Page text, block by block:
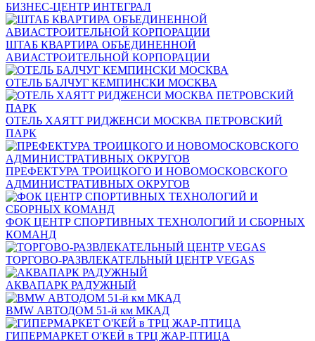
БИЗНЕС-ЦЕНТР ИНТЕГРАЛ
ШТАБ КВАРТИРА ОБЪЕДИНЕННОЙ
АВИАСТРОИТЕЛЬНОЙ КОРПОРАЦИИ
ОТЕЛЬ БАЛЧУГ КЕМПИНСКИ МОСКВА
ОТЕЛЬ ХАЯТТ РИДЖЕНСИ МОСКВА ПЕТРОВСКИЙ
ПАРК
ПРЕФЕКТУРА ТРОИЦКОГО И НОВОМОСКОВСКОГО
АДМИНИСТРАТИВНЫХ ОКРУГОВ
ФОК ЦЕНТР СПОРТИВНЫХ ТЕХНОЛОГИЙ И СБОРНЫХ
КОМАНД
ТОРГОВО-РАЗВЛЕКАТЕЛЬНЫЙ ЦЕНТР VEGAS
АКВАПАРК РАДУЖНЫЙ
BMW АВТОДОМ 51-й км МКАД
ГИПЕРМАРКЕТ О'КЕЙ в ТРЦ ЖАР-ПТИЦА